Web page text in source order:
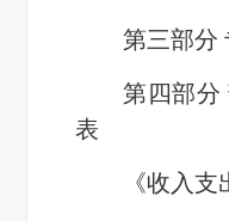
第三部分
第四部分
表
《收入支